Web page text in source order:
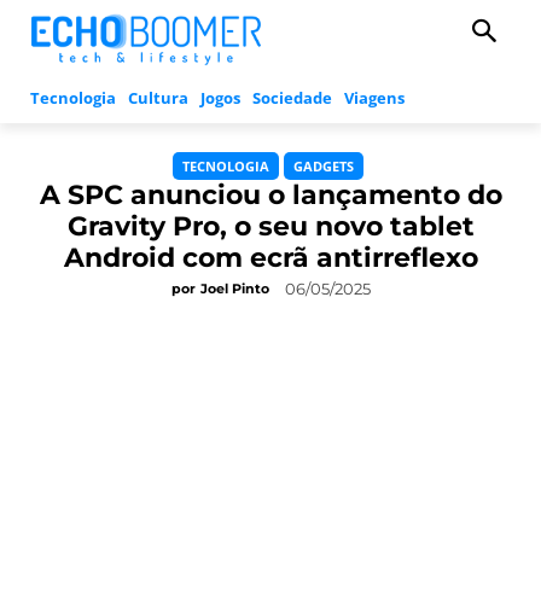
Tecnologia Cultura Jogos Sociedade Viagens
TECNOLOGIA GADGETS
A SPC anunciou o lançamento do
Gravity Pro, o seu novo tablet
Android com ecrã antirreflexo
por Joel Pinto 06/05/2025